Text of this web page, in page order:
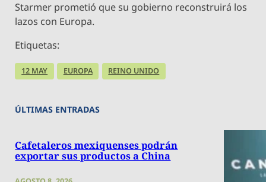
Starmer prometió que su gobierno reconstruirá los
lazos con Europa.
Etiquetas:
12 MAY EUROPA REINO UNIDO
ÚLTIMAS ENTRADAS
Cafetaleros mexiquenses podrán
exportar sus productos a China